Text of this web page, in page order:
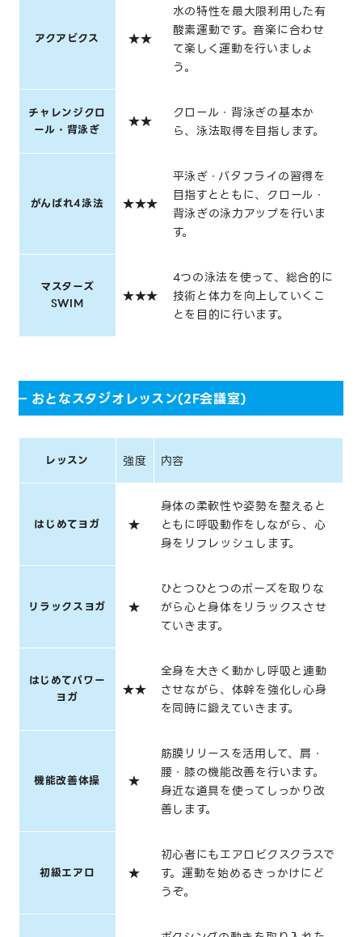
アクアビクス ★★
水の特性を最大限利用した有
酸素運動です。音楽に合わせ
て楽しく運動を行いましょ
う。
チャレンジクロ
ール・背泳ぎ
★★
クロール・背泳ぎの基本か
ら、泳法取得を目指します。
がんばれ4泳法 ★★★
平泳ぎ・バタフライの習得を
目指すとともに、クロール・
背泳ぎの泳力アップを行いま
す。
マスターズ
SWIM
★★★
4つの泳法を使って、総合的に
技術と体力を向上していくこ
とを目的に行います。
おとなスタジオレッスン(2F会議室)
レッスン 強度 内容
はじめてヨガ ★
身体の柔軟性や姿勢を整えると
ともに呼吸動作をしながら、心
身をリフレッシュします。
リラックスヨガ ★
ひとつひとつのポーズを取りな
がら心と身体をリラックスさせ
ていきます。
はじめてパワー
ヨガ
★★
全身を大きく動かし呼吸と連動
させながら、体幹を強化し心身
を同時に鍛えていきます。
機能改善体操 ★
筋膜リリースを活用して、肩・
腰・膝の機能改善を行います。
身近な道具を使ってしっかり改
善します。
初級エアロ ★
初心者にもエアロビクスクラスで
す。運動を始めるきっかけにど
うぞ。